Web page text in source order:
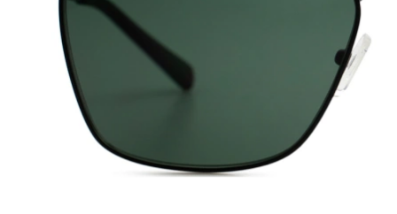
48 mm
Wysokość soczewki Szerokość soczewki
soczewki